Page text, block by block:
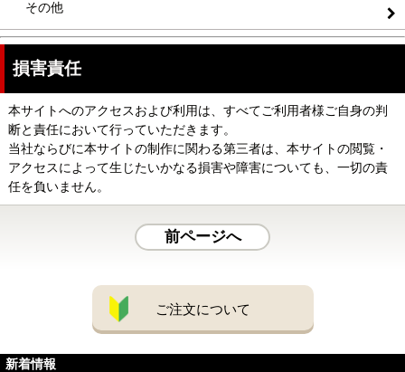
その他
損害責任
本サイトへのアクセスおよび利用は、すべてご利用者様ご自身の判
断と責任において行っていただきます。
当社ならびに本サイトの制作に関わる第三者は、本サイトの閲覧・
アクセスによって生じたいかなる損害や障害についても、一切の責
任を負いません。
前ページへ
ご注文について
新着情報